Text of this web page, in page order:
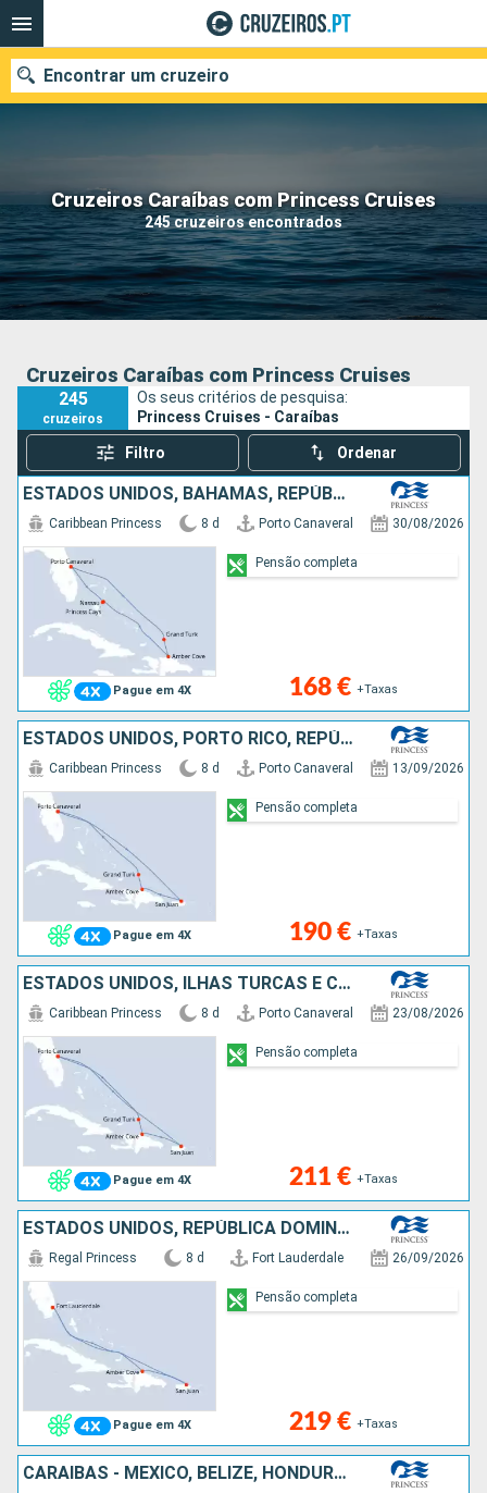
Cruzeiros Caraíbas com Princess Cruises
245 cruzeiros encontrados
Encontrar um cruzeiro
Quando ir?
Data de partida
Portos Companhias
Cruzeiros Caraíbas com Princess Cruises
245
cruzeiros
Os seus critérios de pesquisa:
Princess Cruises - Caraíbas
Filtro Ordenar
ESTADOS UNIDOS, BAHAMAS, REPÚBLICA DOMINICANA, ILHAS TURCAS E CAICOS
Pague em 4X
Caribbean Princess 8 d Porto Canaveral 30/08/2026
168 € +Taxas
Pensão completa
ESTADOS UNIDOS, PORTO RICO, REPÚBLICA DOMINICANA, ILHAS TURCAS E CAICOS
Pague em 4X
Caribbean Princess 8 d Porto Canaveral 13/09/2026
190 € +Taxas
Pensão completa
ESTADOS UNIDOS, ILHAS TURCAS E CAICOS, REPÚBLICA DOMINICANA, PORTO RICO
Pague em 4X
Caribbean Princess 8 d Porto Canaveral 23/08/2026
211 € +Taxas
Pensão completa
ESTADOS UNIDOS, REPÚBLICA DOMINICANA, PORTO RICO, SÃO MARTINHO
Pague em 4X
Regal Princess 8 d Fort Lauderdale 26/09/2026
219 € +Taxas
Pensão completa
CARAIBAS - MEXICO, BELIZE, HONDURAS, ESTADOS UNIDOS